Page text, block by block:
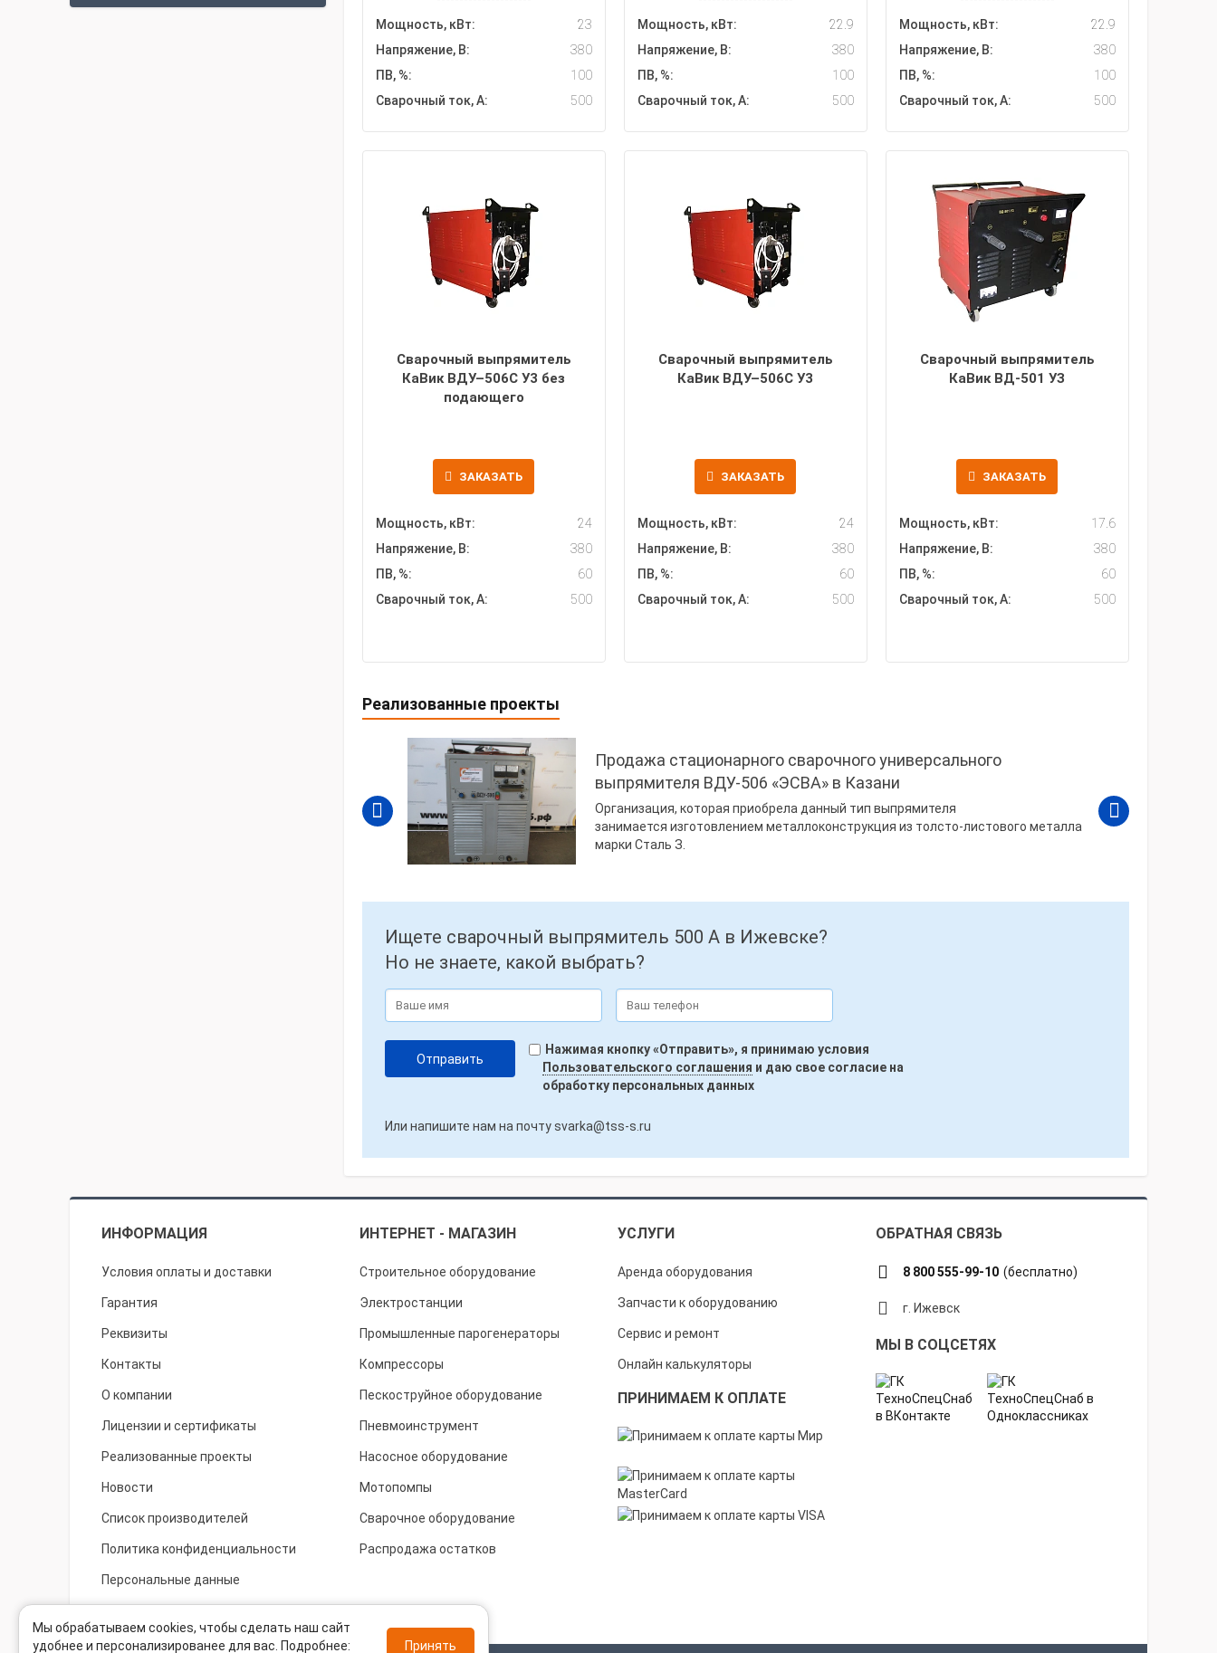
Мощность, кВт:
23
Напряжение, В:
380
ПВ, %:
100
Сварочный ток, А:
500
Мощность, кВт:
22.9
Напряжение, В:
380
ПВ, %:
100
Сварочный ток, А:
500
Мощность, кВт:
22.9
Напряжение, В:
380
ПВ, %:
100
Сварочный ток, А:
500
Сварочный выпрямитель
КаВик ВДУ–506С У3 без
подающего
ЗАКАЗАТЬ
Мощность, кВт:
24
Напряжение, В:
380
ПВ, %:
60
Сварочный ток, А:
500
Сварочный выпрямитель
КаВик ВДУ–506С У3
ЗАКАЗАТЬ
Мощность, кВт:
24
Напряжение, В:
380
ПВ, %:
60
Сварочный ток, А:
500
Сварочный выпрямитель
КаВик ВД-501 УЗ
ЗАКАЗАТЬ
Мощность, кВт:
17.6
Напряжение, В:
380
ПВ, %:
60
Сварочный ток, А:
500
Реализованные проекты
Продажа стационарного сварочного универсального
выпрямителя ВДУ-506 «ЭСВА» в Казани
Организация, которая приобрела данный тип выпрямителя
занимается изготовлением металлоконструкция из толсто-листового металла
марки Сталь З.
Ищете сварочный выпрямитель 500 А в Ижевске?
Но не знаете, какой выбрать?
Нажимая кнопку «Отправить», я принимаю условия
Пользовательского соглашения и даю свое согласие на
обработку персональных данных
Или напишите нам на почтуsvarka@tss-s.ru
ИНФОРМАЦИЯ ИНТЕРНЕТ - МАГАЗИН УСЛУГИ ОБРАТНАЯ СВЯЗЬ
Условия оплаты и доставки
Гарантия
Реквизиты
Контакты
О компании
Лицензии и сертификаты
Реализованные проекты
Новости
Список производителей
Политика конфиденциальности
Персональные данные
Строительное оборудование
Электростанции
Промышленные парогенераторы
Компрессоры
Пескоструйное оборудование
Пневмоинструмент
Насосное оборудование
Мотопомпы
Сварочное оборудование
Распродажа остатков
Аренда оборудования
Запчасти к оборудованию
Сервис и ремонт
Онлайн калькуляторы
ПРИНИМАЕМ К ОПЛАТЕ
8 800 555-99-10 (бесплатно)
г. Ижевск
МЫ В СОЦСЕТЯХ
Мы обрабатываем cookies, чтобы сделать наш сайт
удобнее и персонализированее для вас. Подробнее:
Принять